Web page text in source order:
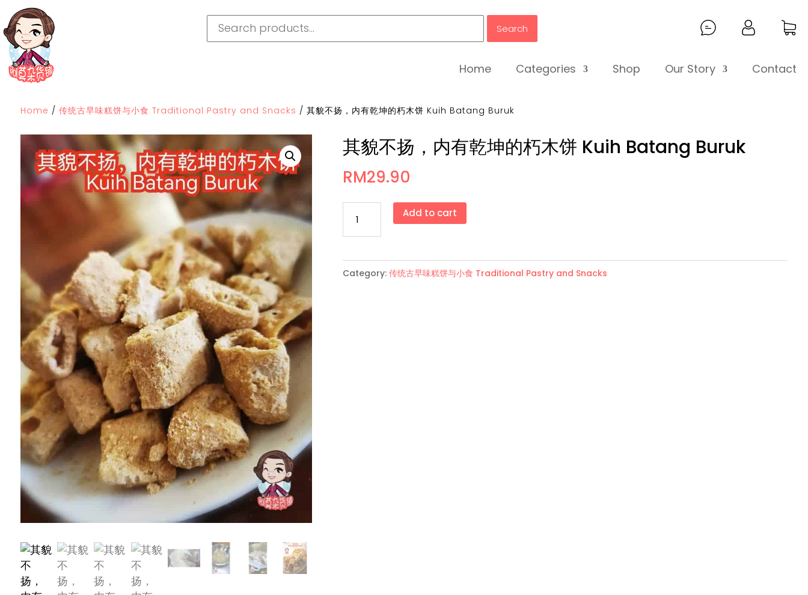
Search
Home Categories Shop Our Story Contact
Home / 传统古早味糕饼与小食 Traditional Pastry and Snacks / 其貌不扬，内有乾坤的朽木饼 Kuih Batang Buruk
其貌不扬，内有乾坤的朽木饼 Kuih Batang Buruk
RM29.90
扬，
Add to cart
Category: 传统古早味糕饼与小食 Traditional Pastry and Snacks